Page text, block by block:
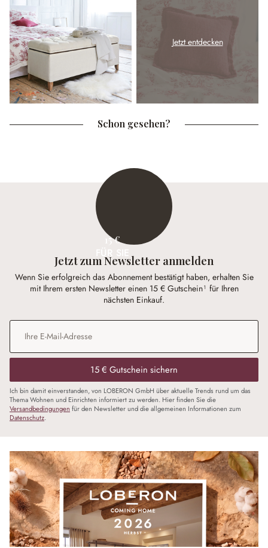
Jetzt entdecken
Schon gesehen?
15 €
Jetzt zum Newsletter anmelden
Wenn Sie erfolgreich das Abonnement bestätigt haben, erhalten Sie
mit Ihrem ersten Newsletter einen 15 € Gutschein¹ für Ihren
nächsten Einkauf.
E-Mail-Adresse
15 € Gutschein sichern
Ich bin damit einverstanden, von LOBERON GmbH über aktuelle Trends rund um das
Thema Wohnen und Einrichten informiert zu werden. Hier finden Sie die
Versandbedingungen für den Newsletter und die allgemeinen Informationen zum
Datenschutz.